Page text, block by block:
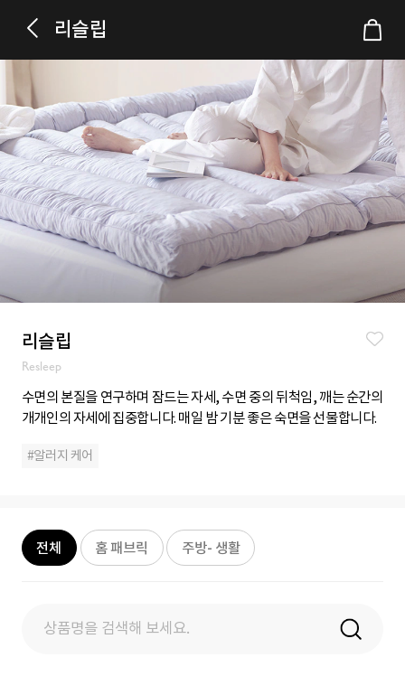
리슬립
리슬립
Resleep
수면의 본질을 연구하며 잠드는 자세, 수면 중의 뒤척임, 깨는 순간의
개개인의 자세에 집중합니다. 매일 밤 기분 좋은 숙면을 선물합니다.
#알러지 케어
전체 홈 패브릭 주방- 생활